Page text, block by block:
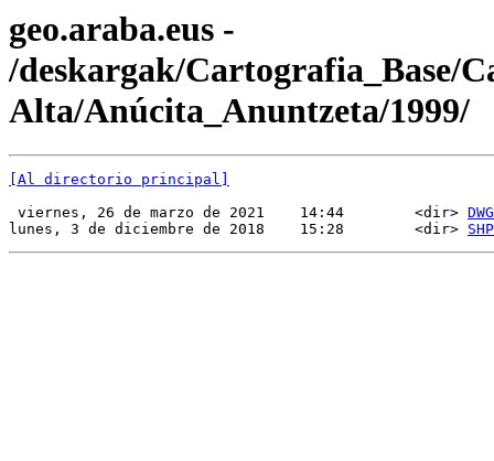
geo.araba.eus -
/deskargak/Cartografia_Base/
Alta/Anúcita_Anuntzeta/1999/
[Al directorio principal]
viernes, 26 de marzo de 2021    14:44        <dir>
lunes, 3 de diciembre de 2018    15:28        <dir> SHP